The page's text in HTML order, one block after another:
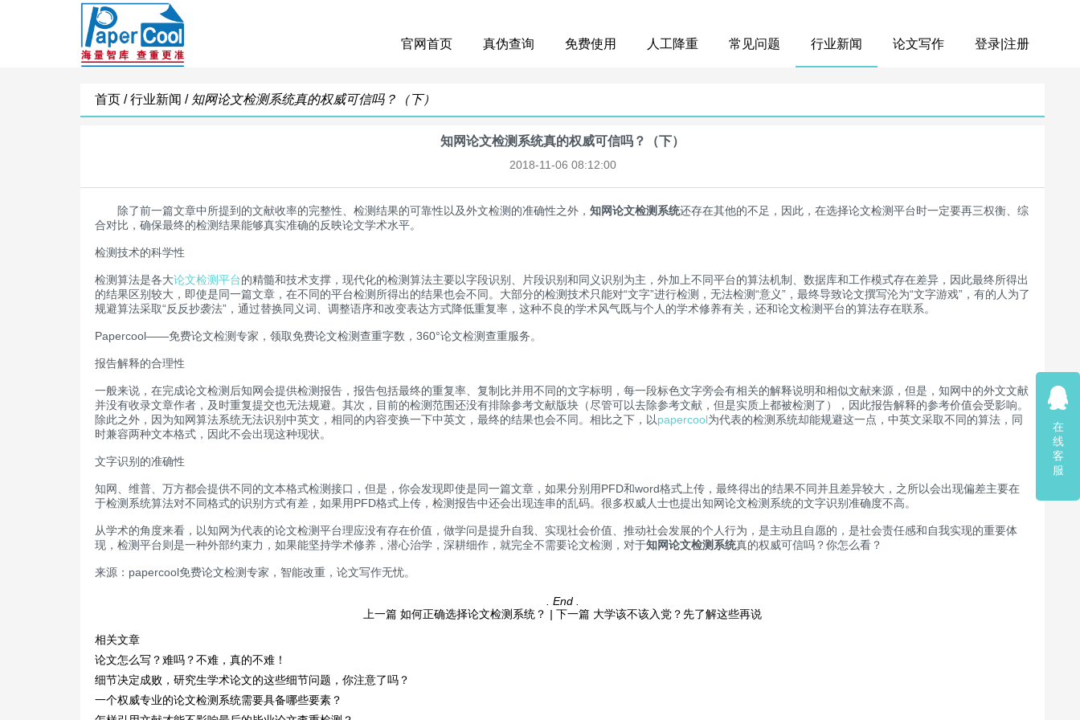
官网首页 真伪查询 免费使用 人工降重 常见问题 行业新闻 论文写作 登录|注册
首页 /行业新闻 / 知网论文检测系统真的权威可信吗？（下）
知网论文检测系统真的权威可信吗？（下）
2018-11-06 08:12:00
除了前一篇文章中所提到的文献收率的完整性、检测结果的可靠性以及外文检测的准确性之外， 知网论文检测系统还存在其他的不足，因此，在选择论文检测平台时一定要再三权衡、综
合对比，确保最终的检测结果能够真实准确的反映论文学术水平。
检测技术的科学性
检测算法是各大论文检测平台的精髓和技术支撑，现代化的检测算法主要以字段识别、片段识别和同义识别为主，外加上不同平台的算法机制、数据库和工作模式存在差异，因此最终所得出
的结果区别较大，即使是同一篇文章，在不同的平台检测所得出的结果也会不同。大部分的检测技术只能对“文字”进行检测，无法检测“意义”，最终导致论文撰写沦为“文字游戏”，有的人为了
规避算法采取“反反抄袭法”，通过替换同义词、调整语序和改变表达方式降低重复率，这种不良的学术风气既与个人的学术修养有关，还和论文检测平台的算法存在联系。
Papercool——免费论文检测专家，领取免费论文检测查重字数，360°论文检测查重服务。
报告解释的合理性
一般来说，在完成论文检测后知网会提供检测报告，报告包括最终的重复率、复制比并用不同的文字标明，每一段标色文字旁会有相关的解释说明和相似文献来源，但是，知网中的外文文献
并没有收录文章作者，及时重复提交也无法规避。其次，目前的检测范围还没有排除参考文献版块（尽管可以去除参考文献，但是实质上都被检测了），因此报告解释的参考价值会受影响。
除此之外，因为知网算法系统无法识别中英文，相同的内容变换一下中英文，最终的结果也会不同。相比之下，以papercool为代表的检测系统却能规避这一点，中英文采取不同的算法，同
时兼容两种文本格式，因此不会出现这种现状。
文字识别的准确性
知网、维普、万方都会提供不同的文本格式检测接口，但是，你会发现即使是同一篇文章，如果分别用PFD和word格式上传，最终得出的结果不同并且差异较大，之所以会出现偏差主要在
于检测系统算法对不同格式的识别方式有差，如果用PFD格式上传，检测报告中还会出现连串的乱码。很多权威人士也提出知网论文检测系统的文字识别准确度不高。
从学术的角度来看，以知网为代表的论文检测平台理应没有存在价值，做学问是提升自我、实现社会价值、推动社会发展的个人行为，是主动且自愿的，是社会责任感和自我实现的重要体
现，检测平台则是一种外部约束力，如果能坚持学术修养，潜心治学，深耕细作，就完全不需要论文检测，对于知网论文检测系统真的权威可信吗？你怎么看？
来源：papercool免费论文检测专家，智能改重，论文写作无忧。
. End .
上一篇 如何正确选择论文检测系统？ | 下一篇 大学该不该入党？先了解这些再说
相关文章
论文怎么写？难吗？不难，真的不难！
细节决定成败，研究生学术论文的这些细节问题，你注意了吗？
一个权威专业的论文检测系统需要具备哪些要素？
在
线
客
服